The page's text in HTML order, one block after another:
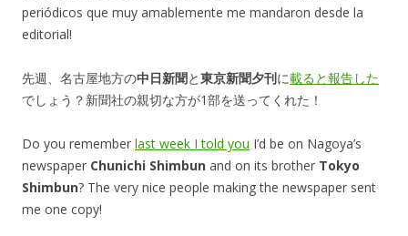
periódicos que muy amablemente me mandaron desde la
editorial!
先週、名古屋地方の中日新聞と東京新聞夕刊に載ると報告した
でしょう？新聞社の親切な方が1部を送ってくれた！
Do you remember last week I told you I’d be on Nagoya’s
newspaper Chunichi Shimbun and on its brother Tokyo
Shimbun? The very nice people making the newspaper sent
me one copy!